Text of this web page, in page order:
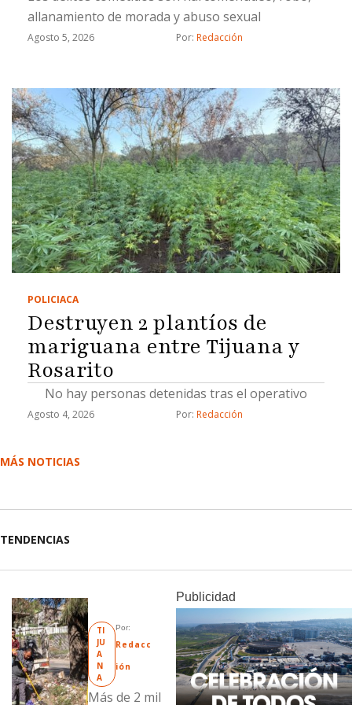
allanamiento de morada y abuso sexual
Agosto 5, 2026 Por: Redacción
POLICIACA
Destruyen 2 plantíos de
mariguana entre Tijuana y
Rosarito
No hay personas detenidas tras el operativo
Agosto 4, 2026 Por: Redacción
MÁS NOTICIAS
TENDENCIAS
TI
JU
A
N
A
Por:
Redacc
ión
Más de 2 mil
Publicidad